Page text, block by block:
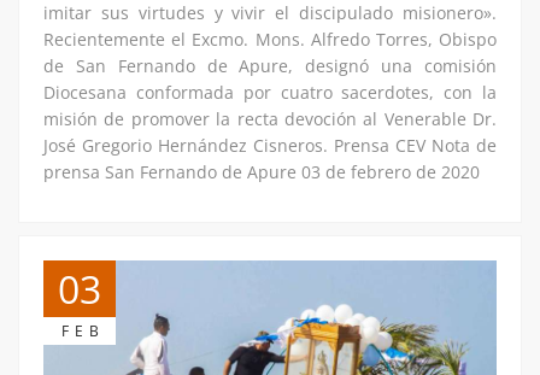
imitar sus virtudes y vivir el discipulado misionero».
Recientemente el Excmo. Mons. Alfredo Torres, Obispo
de San Fernando de Apure, designó una comisión
Diocesana conformada por cuatro sacerdotes, con la
misión de promover la recta devoción al Venerable Dr.
José Gregorio Hernández Cisneros. Prensa CEV Nota de
prensa San Fernando de Apure 03 de febrero de 2020
03
FEB